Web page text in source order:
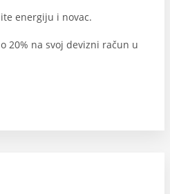
energiju i novac.
20% na svoj devizni račun u